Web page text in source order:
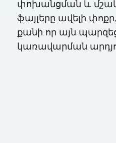
փոխանցման և
ֆայլերը ավելի
քանի որ այն
կառավարման